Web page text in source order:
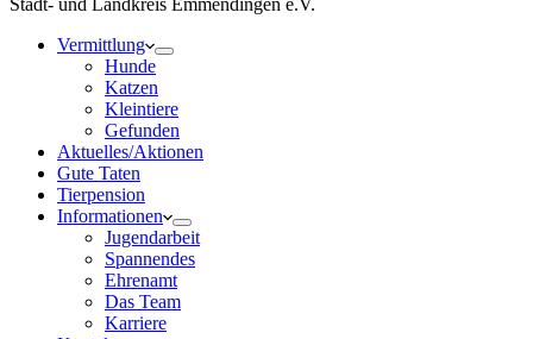
Stadt- und Landkreis Emmendingen e.V.
Vermittlung
Hunde
Katzen
Kleintiere
Gefunden
Aktuelles/Aktionen
Gute Taten
Tierpension
Informationen
Jugendarbeit
Spannendes
Ehrenamt
Das Team
Karriere